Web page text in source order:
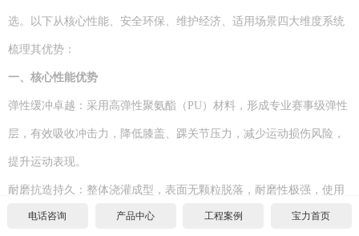
选。以下从核心性能、安全环保、维护经济、适用场景四大维度系统
梳理其优势：
一、核心性能优势
弹性缓冲卓越：采用高弹性聚氨酯（ PU）材料，形成专业赛事级弹性
层，有效吸收冲击力，降低膝盖、踝关节压力，减少运动损伤风险，
提升运动表现。
耐磨抗造持久：整体浇灌成型，表面无颗粒脱落，耐磨性极强，使用
寿命长达8-15年（部分高端产品可达15年），抗撕裂、抗拉伸性能优
设计图纸下载
联系宝力
联系方式
宝力招聘
电话咨询 产品中心 工程案例 宝力首页